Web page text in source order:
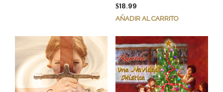
$18.99
AÑADIR AL CARRITO